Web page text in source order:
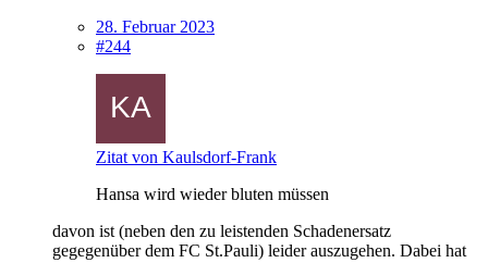
28. Februar 2023
#244
Zitat von Kaulsdorf-Frank
Hansa wird wieder bluten müssen
davon ist (neben den zu leistenden Schadenersatz
gegegenüber dem FC St.Pauli) leider auszugehen. Dabei hat